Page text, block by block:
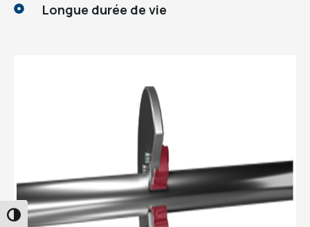
PASSER EN CONTRASTE ÉLEVÉ
Longue durée de vie